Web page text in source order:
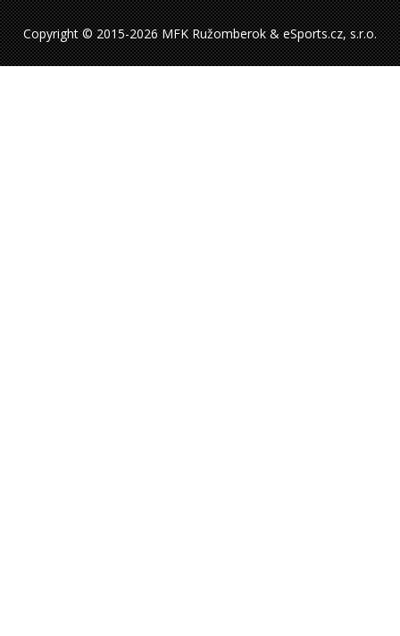
Copyright © 2015-2026 MFK Ružomberok & eSports.cz, s.r.o.